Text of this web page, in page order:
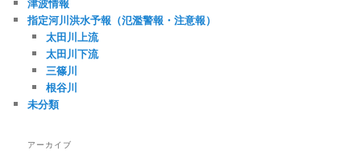
津波情報
指定河川洪水予報（氾濫警報・注意報）
太田川上流
太田川下流
三篠川
根谷川
未分類
アーカイブ